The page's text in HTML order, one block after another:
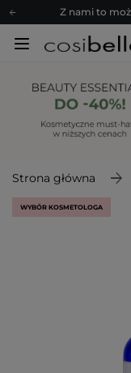
Z nami to
Poleć
Z nami to
Poleć nas
Strona główna
WYBÓR KOSMETOLOGA